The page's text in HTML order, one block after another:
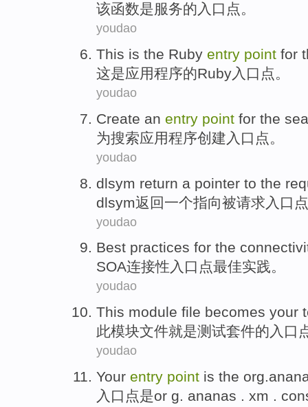
该函数是服务的 入口 点。
youdao
This is the Ruby entry point for
这是应用程序的Ruby入口 点。
youdao
Create an entry point for the
为搜索应用程序创建 入口 点。
youdao
dlsym return a pointer to the
dlsym返回 一个指向被请求 入口
youdao
Best practices for the
SOA连接性 入口 点最佳实践。
youdao
This module file becomes your
此模块文件就是测试套件的 入口
youdao
Your entry point is the
入口 点是or g. ananas . xm .